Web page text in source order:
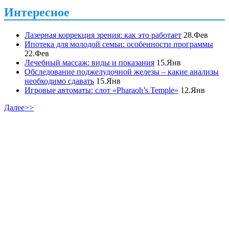
Интересное
Лазерная коррекция зрения: как это работает 28.Фев
Ипотека для молодой семьи: особенности программы
22.Фев
Лечебный массаж: виды и показания 15.Янв
Обследование поджелудочной железы – какие анализы
необходимо сдавать 15.Янв
Игровые автоматы: слот «Pharaoh’s Temple» 12.Янв
Далее>>